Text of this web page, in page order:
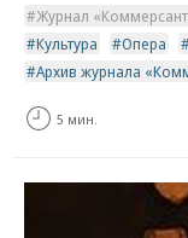
Журнал
Культура
Опера
Архив журнала
5 мин.